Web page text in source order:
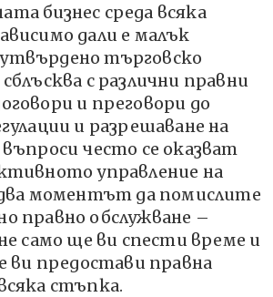
бизнес среда всяка
дали е малък
търговско
с различни правни
и преговори до
и разрешаване на
често се оказват
управление на
моментът да помислите
правно обслужване –
само ще ви спести време и
ви предостави правна
стъпка.